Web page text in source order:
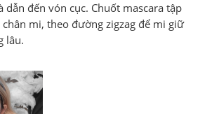
dẫn đến vón cục. Chuốt mascara tập
mi, theo đường zigzag để mi giữ
lâu.